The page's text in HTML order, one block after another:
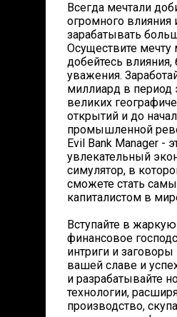
Всегда мечтали
огромного влияния
зарабатывать
Осуществите мечту
добейтесь влияния,
уважения.
миллиард в период
великих
открытий и до
промышленной
Evil Bank Manager -
увлекательный
симулятор, в
сможете стать
капиталистом в
Вступайте в жаркую
финансовое
интриги и заговоры
вашей славе и
и разрабатывайте
технологии,
производство,